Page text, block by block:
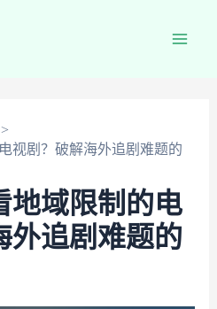
视剧？破解海外追剧难题的
地域限制的电
外追剧难题的